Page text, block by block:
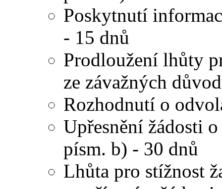
Poskytnutí
- 15 dnů
Prodloužení lhůty
ze závažných
Rozhodnutí o
Upřesnění žádosti
písm. b) - 30 dnů
Lhůta pro stížnost